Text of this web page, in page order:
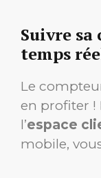
Suivre
temps
Le
en profiter !
l’espace
mobile,